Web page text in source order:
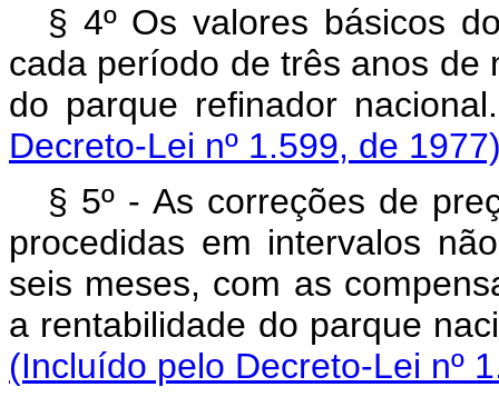
§ 4º Os valores básicos
cada período de três anos de
do parque
Decreto-Lei nº 1.599, de
§ 5º - As correções de
procedidas em intervalos
seis meses, com as
a rentabilidade do
(Incluído pelo Decreto-Lei nº